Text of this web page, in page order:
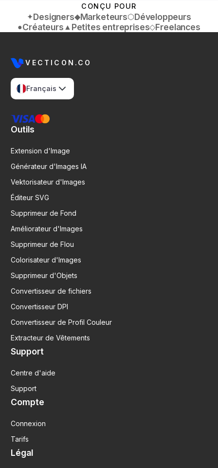
CONÇU POUR
✦Designers◆Marketeurs⬡Développeurs
●Créateurs ▲ Petites entreprises◇Freelances
VECTICON.CO
Français
Outils
Extension d'Image
Générateur d'Images IA
Vektorisateur d'Images
Éditeur SVG
Supprimeur de Fond
Améliorateur d'Images
Supprimeur de Flou
Colorisateur d'Images
Supprimeur d'Objets
Convertisseur de fichiers
Convertisseur DPI
Convertisseur de Profil Couleur
Extracteur de Vêtements
Support
Centre d'aide
Support
Compte
Connexion
Tarifs
Légal